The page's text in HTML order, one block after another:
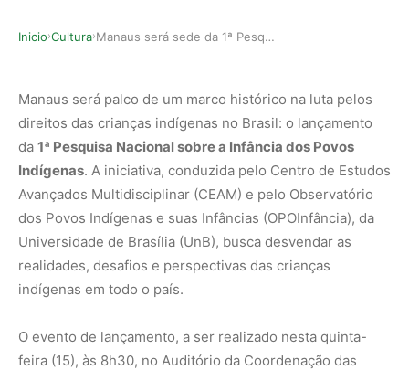
Inicio›Cultura› Manaus será sede da 1ª Pesquisa Nacional sobre …
Manaus será palco de um marco histórico na luta pelos
direitos das crianças indígenas no Brasil: o lançamento
da 1ª Pesquisa Nacional sobre a Infância dos Povos
Indígenas. A iniciativa, conduzida pelo Centro de Estudos
Avançados Multidisciplinar (CEAM) e pelo Observatório
dos Povos Indígenas e suas Infâncias (OPOInfância), da
Universidade de Brasília (UnB), busca desvendar as
realidades, desafios e perspectivas das crianças
indígenas em todo o país.
O evento de lançamento, a ser realizado nesta quinta-
feira (15), às 8h30, no Auditório da Coordenação das